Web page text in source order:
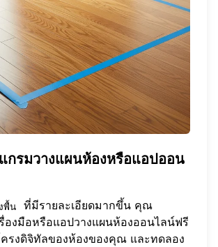
กรมวางแผนห้องหรือแอปออน
พื้น
ที่มีรายละเอียดมากขึ้น คุณ
องมือหรือแอปวางแผนห้องออนไลน์ฟรี
ครงดิจิทัลของห้องของคุณ และทดลอง